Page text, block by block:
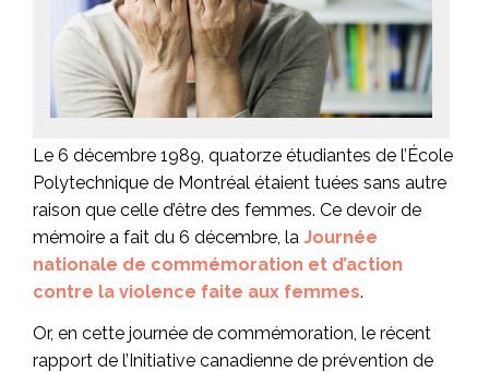
Le 6 décembre 1989, quatorze étudiantes de l’École
Polytechnique de Montréal étaient tuées sans autre
raison que celle d’être des femmes. Ce devoir de
mémoire a fait du 6 décembre, la Journée
nationale de commémoration et d’action
contre la violence faite aux femmes.
Or, en cette journée de commémoration, le récent
rapport de l’Initiative canadienne de prévention de